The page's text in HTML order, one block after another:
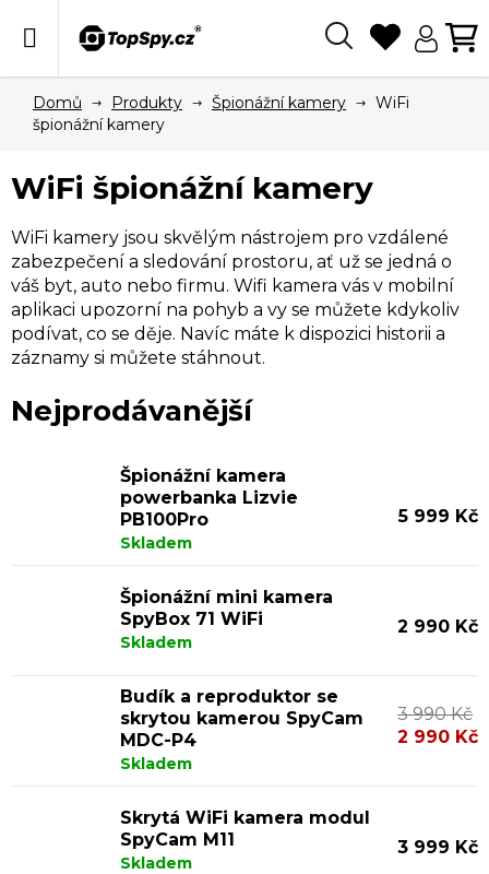
Domů Produkty Špionážní kamery
WiFi
špionážní kamery
WiFi špionážní kamery
WiFi kamery jsou skvělým nástrojem pro vzdálené
zabezpečení a sledování prostoru, ať už se jedná o
váš byt, auto nebo firmu. Wifi kamera vás v mobilní
aplikaci upozorní na pohyb a vy se můžete kdykoliv
podívat, co se děje. Navíc máte k dispozici historii a
záznamy si můžete stáhnout.
Nejprodávanější
Špionážní kamera
powerbanka Lizvie
PB100Pro
Skladem
5 999 Kč
Špionážní mini kamera
SpyBox 71 WiFi
Skladem
2 990 Kč
Budík a reproduktor se
skrytou kamerou SpyCam
MDC-P4
Skladem
3 990 Kč
2 990 Kč
Skrytá WiFi kamera modul
SpyCam M11
Skladem
3 999 Kč
i
r